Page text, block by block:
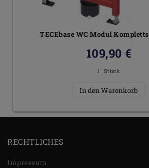
TECEbase WC Modul
109,90 €
1 Stück
In den Warenkorb
RECHTLICHES
Impressum